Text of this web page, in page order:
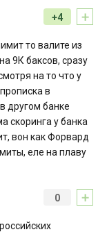
+
+4
то валите из
9К баксов, сразу
на то что у
в
другом банке
скоринга у банка
вон как Форвард
еле на плаву
+
0